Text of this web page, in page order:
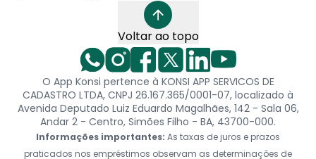
Voltar ao topo
O App Konsi pertence à KONSI APP SERVICOS DE
CADASTRO LTDA, CNPJ 26.167.365/0001-07, localizado à
Avenida Deputado Luiz Eduardo Magalhães, 142 - Sala 06,
Andar 2 - Centro, Simões Filho - BA, 43700-000.
Informações importantes: As taxas de juros e prazos
praticados nos empréstimos observam as determinações de